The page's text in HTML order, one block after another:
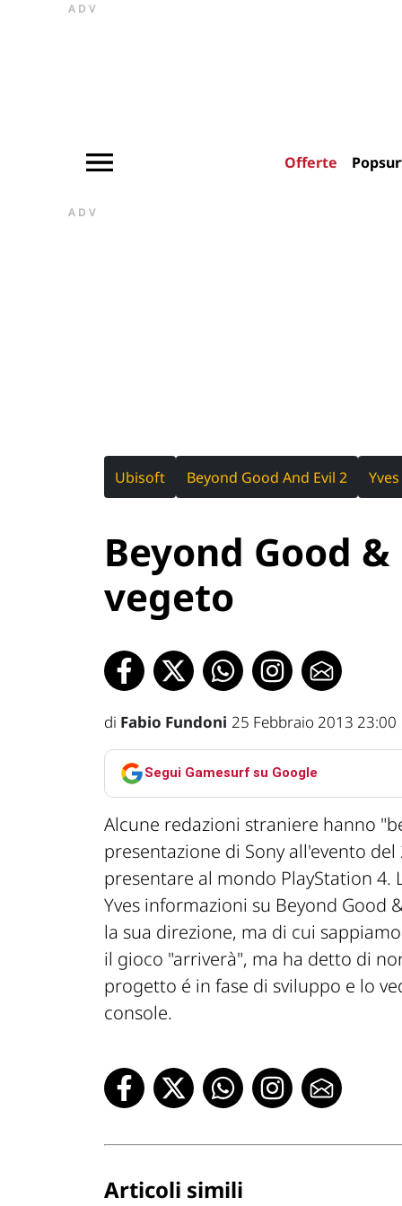
ADV
Offerte
ADV
Ubisoft Beyond Good And Evil 2
Beyond Good
vegeto
di Fabio Fundoni 25 Febbraio 2013 23:00
Segui Gamesurf su Google
Alcune redazioni straniere hanno
presentazione di Sony all'evento
presentare al mondo PlayStation 4.
Yves informazioni su Beyond Good
la sua direzione, ma di cui
il gioco "arriverà", ma ha detto di
progetto é in fase di sviluppo e lo
console.
Articoli simili